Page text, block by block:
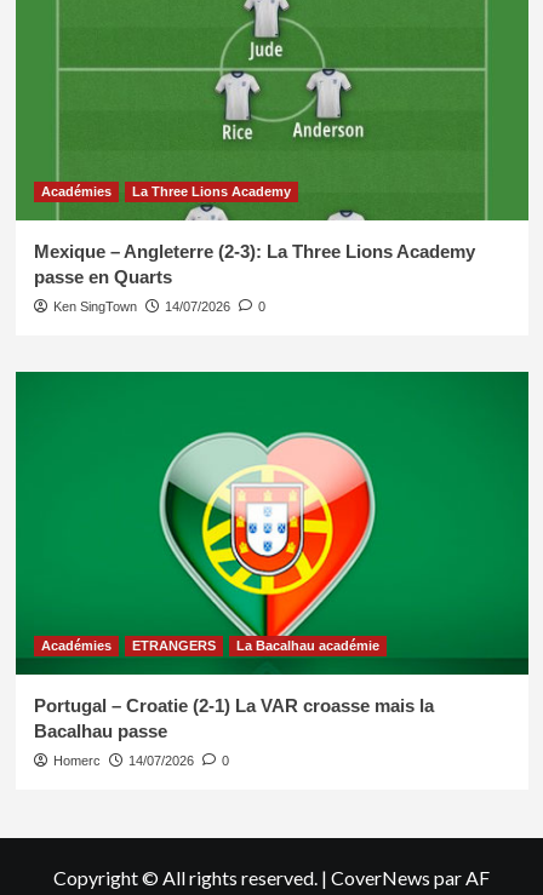
Académies La Three Lions Academy
Mexique – Angleterre (2-3): La Three Lions Academy
passe en Quarts
Ken SingTown 14/07/2026 0
Académies ETRANGERS La Bacalhau académie
Portugal – Croatie (2-1) La VAR croasse mais la
Bacalhau passe
Homerc 14/07/2026 0
Copyright © All rights reserved. | CoverNews par AF